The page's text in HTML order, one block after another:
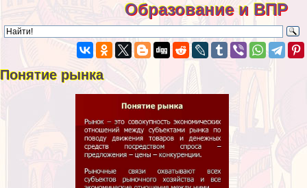
Образование и ВПР
Понятие рынка